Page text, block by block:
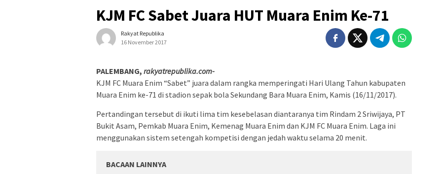
KJM FC Sabet Juara HUT Muara Enim Ke-71
Rakyat Republika
16 November 2017
PALEMBANG, rakyatrepublika.com-
KJM FC Muara Enim “Sabet” juara dalam rangka memperingati Hari Ulang Tahun kabupaten
Muara Enim ke-71 di stadion sepak bola Sekundang Bara Muara Enim, Kamis (16/11/2017).
Pertandingan tersebut di ikuti lima tim kesebelasan diantaranya tim Rindam 2 Sriwijaya, PT
Bukit Asam, Pemkab Muara Enim, Kemenag Muara Enim dan KJM FC Muara Enim. Laga ini
menggunakan sistem setengah kompetisi dengan jedah waktu selama 20 menit.
BACAAN LAINNYA